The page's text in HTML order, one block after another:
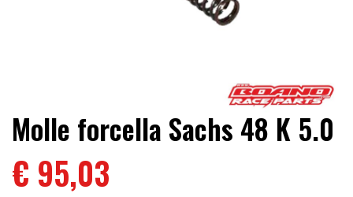
Molle forcella Sachs 48 K 5.0
€ 95,03